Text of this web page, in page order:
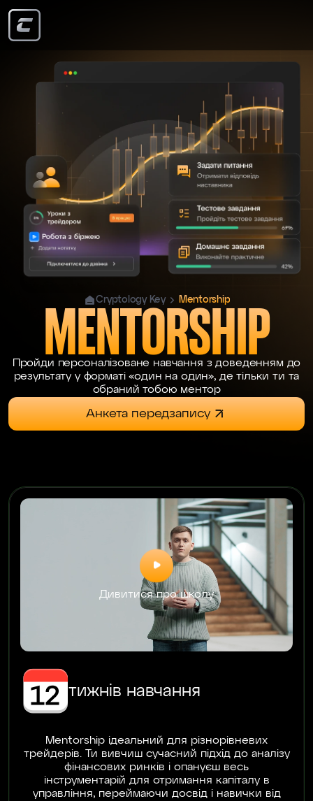
Cryptology Key Mentorship
MENTORSHIP
Пройди персоналізоване навчання з доведенням до
результату у форматі «один на один», де тільки ти та
обраний тобою ментор
Анкета передзапису
Дивитися про школу
тижнів навчання
Mentorship ідеальний для різнорівневих
трейдерів. Ти вивчиш сучасний підхід до аналізу
фінансових ринків і опануєш весь
інструментарій для отримання капіталу в
управління, переймаючи досвід і навички від